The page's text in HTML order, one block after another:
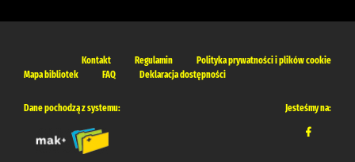
Kontakt Regulamin
Polityka prywatności i plików cookie
Mapa bibliotek
FAQ Deklaracja dostępności
Dane pochodzą z systemu: Jesteśmy na: